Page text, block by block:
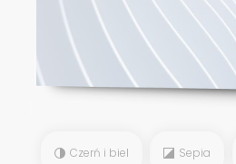
Czerń i biel Sepia